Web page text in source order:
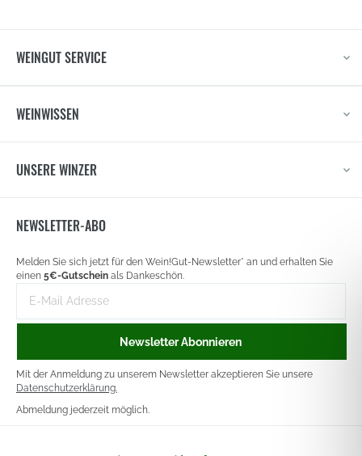
WEINGUT SERVICE
WEINWISSEN
UNSERE WINZER
NEWSLETTER-ABO
signup
Melden Sie sich jetzt für den Wein!Gut-Newsletter* an und erhalten Sie
einen 5€-Gutschein als Dankeschön.
Mail-
Adresse
Newsletter Abonnieren
Mit der Anmeldung zu unserem Newsletter akzeptieren Sie unsere
Datenschutzerklärung.
Abmeldung jederzeit möglich.